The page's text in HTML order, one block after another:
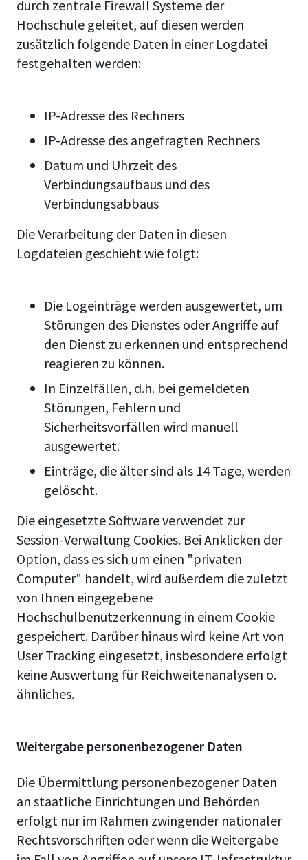
durch zentrale Firewall Systeme der
Hochschule geleitet, auf diesen werden
zusätzlich folgende Daten in einer Logdatei
festgehalten werden:
IP-Adresse des Rechners
IP-Adresse des angefragten Rechners
Datum und Uhrzeit des
Verbindungsaufbaus und des
Verbindungsabbaus
Die Verarbeitung der Daten in diesen
Logdateien geschieht wie folgt:
Die Logeinträge werden ausgewertet, um
Störungen des Dienstes oder Angriffe auf
den Dienst zu erkennen und entsprechend
reagieren zu können.
In Einzelfällen, d.h. bei gemeldeten
Störungen, Fehlern und
Sicherheitsvorfällen wird manuell
ausgewertet.
Einträge, die älter sind als 14 Tage, werden
gelöscht.
Die eingesetzte Software verwendet zur
Session-Verwaltung Cookies. Bei Anklicken der
Option, dass es sich um einen "privaten
Computer" handelt, wird außerdem die zuletzt
von Ihnen eingegebene
Hochschulbenutzerkennung in einem Cookie
gespeichert. Darüber hinaus wird keine Art von
User Tracking eingesetzt, insbesondere erfolgt
keine Auswertung für Reichweitenanalysen o.
ähnliches.
Weitergabe personenbezogener Daten
Die Übermittlung personenbezogener Daten
an staatliche Einrichtungen und Behörden
erfolgt nur im Rahmen zwingender nationaler
Rechtsvorschriften oder wenn die Weitergabe